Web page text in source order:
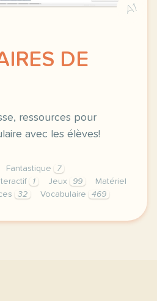
A1
DE
ressources pour
avec les élèves!
Fantastique
7
1 Jeux 99
Matériel
32 Vocabulaire 469
aujourd hui je partage